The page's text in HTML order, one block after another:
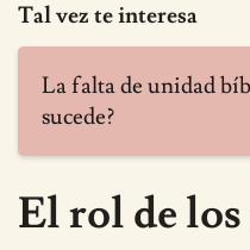
Tal vez te interesa
La falta de unidad
sucede?
El rol de los